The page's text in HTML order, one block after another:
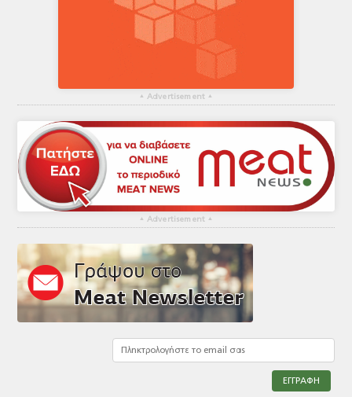
▴ Advertisement ▴
▴ Advertisement ▴